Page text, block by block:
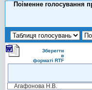
Поіменне голосування
Зберегти
в
форматі RTF
Агафонова Н.В.